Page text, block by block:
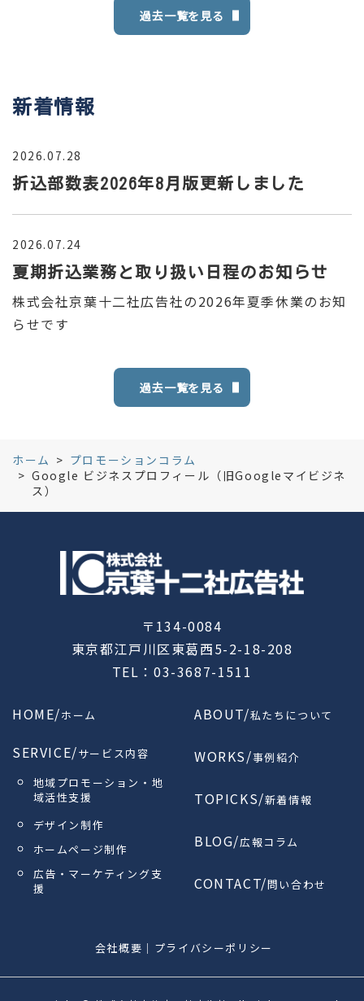
過去一覧を見る
新着情報
2026.07.28
折込部数表2026年8月版更新しました
2026.07.24
夏期折込業務と取り扱い日程のお知らせ
株式会社京葉十二社広告社の2026年夏季休業のお知
らせです
過去一覧を見る
ホーム
プロモーションコラム
Google ビジネスプロフィール（旧Googleマイビジネ
ス）
〒134-0084
東京都江戸川区東葛西5-2-18-208
TEL：03-3687-1511
HOME/ホーム
SERVICE/サービス内容
地域プロモーション・地
域活性支援
デザイン制作
ホームページ制作
広告・マーケティング支
援
ABOUT/私たちについて
WORKS/事例紹介
TOPICKS/新着情報
BLOG/広報コラム
CONTACT/問い合わせ
会社概要 ｜ プライバシーポリシー